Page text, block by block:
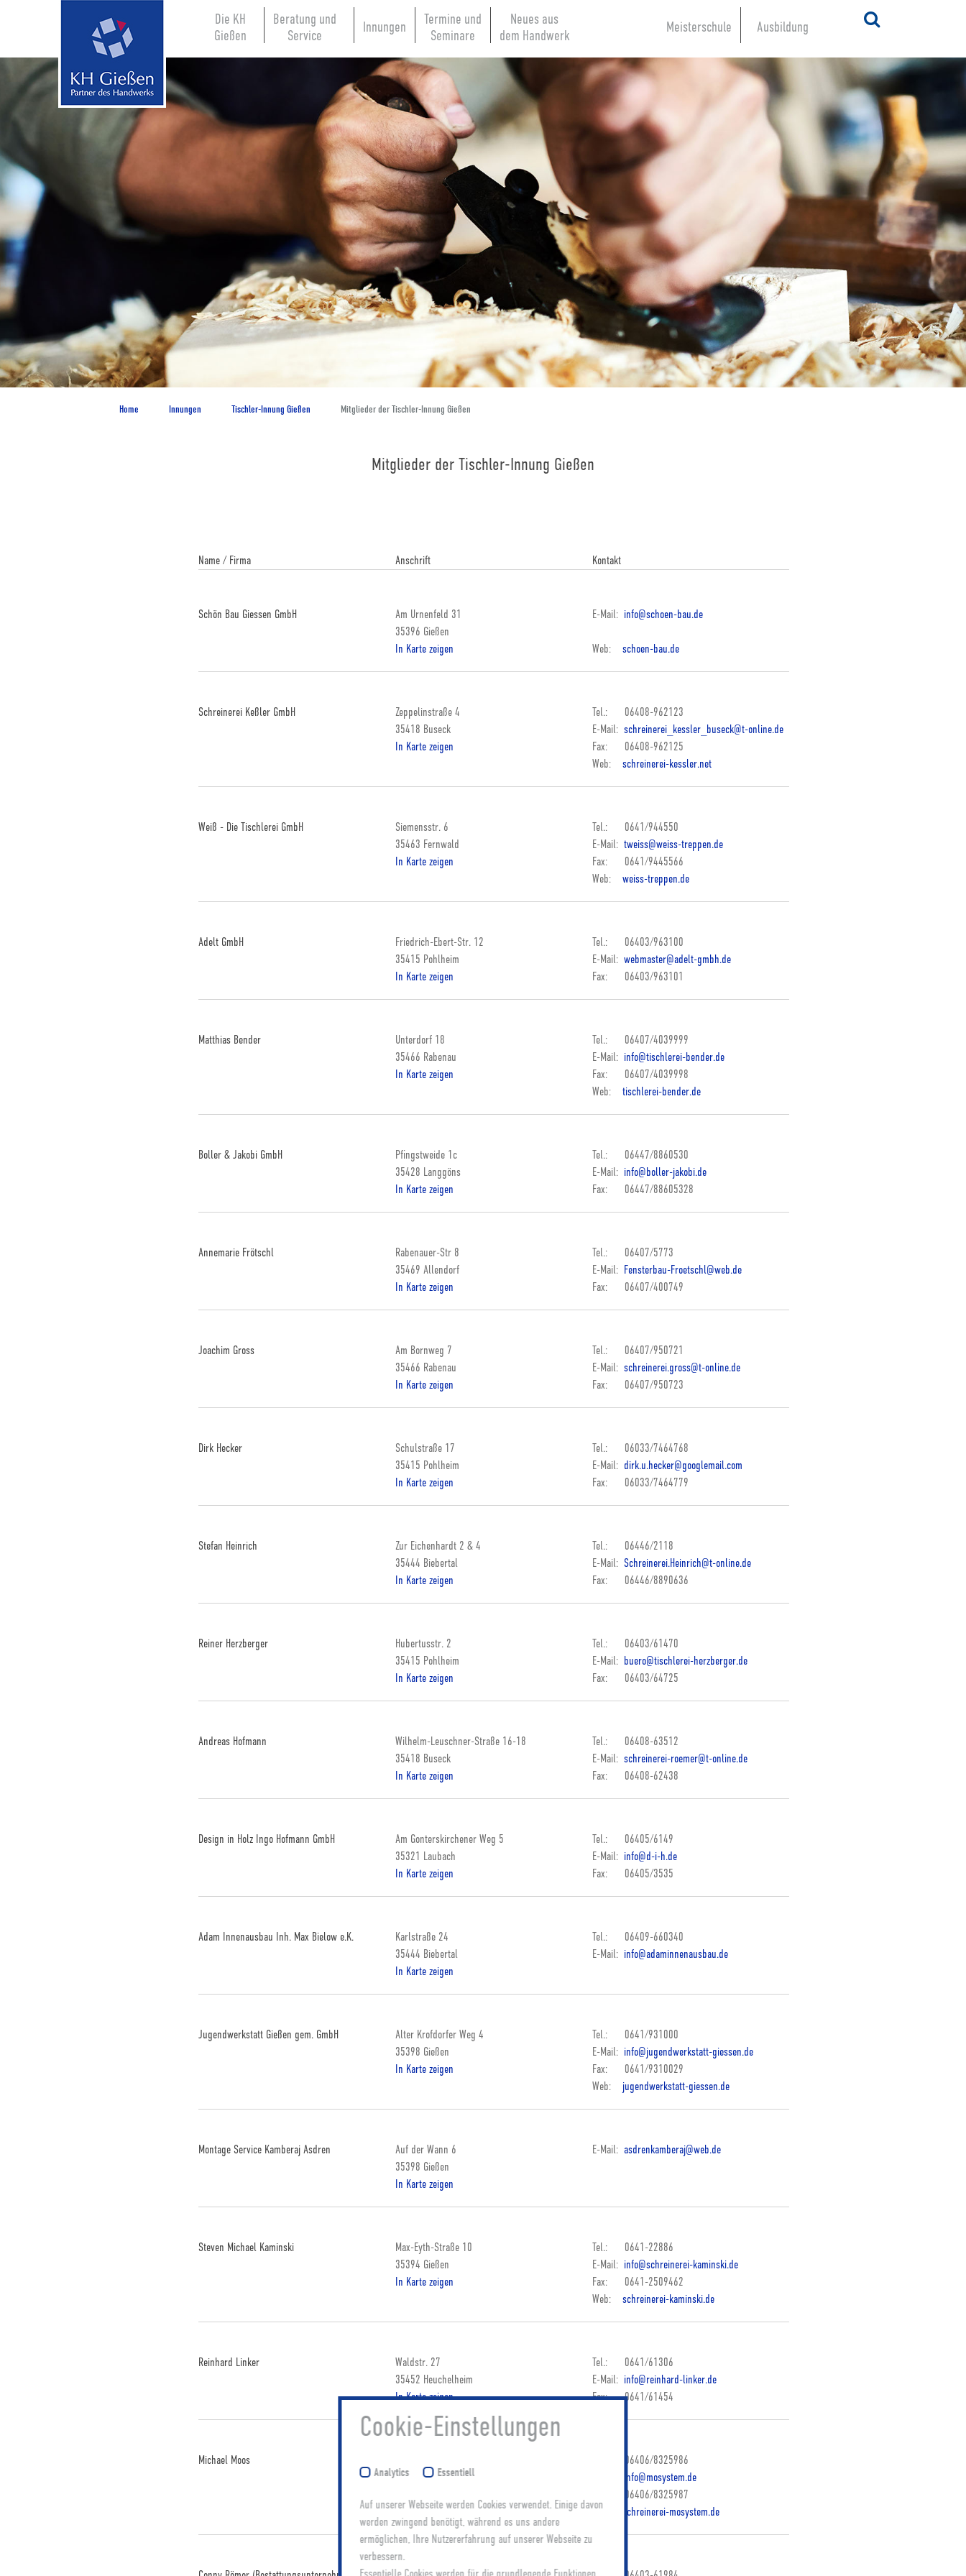
Die KH
Gießen
Beratung und
Service
Innungen
Termine und
Seminare
Neues aus
dem Handwerk
Meisterschule Ausbildung
Home Innungen Tischler-Innung Gießen Mitglieder der Tischler-Innung Gießen
Mitglieder der Tischler-Innung Gießen
Name / Firma Anschrift Kontakt
Schön Bau Giessen GmbH
Am Urnenfeld 31
35396 Gießen
In Karte zeigen
E-Mail: info@schoen-bau.de
Web: schoen-bau.de
Schreinerei Keßler GmbH
Zeppelinstraße 4
35418 Buseck
In Karte zeigen
Tel.: 06408-962123
E-Mail: schreinerei_kessler_buseck@t-online.de
Fax: 06408-962125
Web: schreinerei-kessler.net
Weiß - Die Tischlerei GmbH
Siemensstr. 6
35463 Fernwald
In Karte zeigen
Tel.: 0641/944550
E-Mail: tweiss@weiss-treppen.de
Fax: 0641/9445566
Web: weiss-treppen.de
Adelt GmbH
Friedrich-Ebert-Str. 12
35415 Pohlheim
In Karte zeigen
Tel.: 06403/963100
E-Mail: webmaster@adelt-gmbh.de
Fax: 06403/963101
Matthias Bender
Unterdorf 18
35466 Rabenau
In Karte zeigen
Tel.: 06407/4039999
E-Mail: info@tischlerei-bender.de
Fax: 06407/4039998
Web: tischlerei-bender.de
Boller & Jakobi GmbH
Pfingstweide 1c
35428 Langgöns
In Karte zeigen
Tel.: 06447/8860530
E-Mail: info@boller-jakobi.de
Fax: 06447/88605328
Annemarie Frötschl
Rabenauer-Str 8
35469 Allendorf
In Karte zeigen
Tel.: 06407/5773
E-Mail: Fensterbau-Froetschl@web.de
Fax: 06407/400749
Joachim Gross
Am Bornweg 7
35466 Rabenau
In Karte zeigen
Tel.: 06407/950721
E-Mail: schreinerei.gross@t-online.de
Fax: 06407/950723
Dirk Hecker
Schulstraße 17
35415 Pohlheim
In Karte zeigen
Tel.: 06033/7464768
E-Mail: dirk.u.hecker@googlemail.com
Fax: 06033/7464779
Stefan Heinrich
Zur Eichenhardt 2 & 4
35444 Biebertal
In Karte zeigen
Tel.: 06446/2118
E-Mail: Schreinerei.Heinrich@t-online.de
Fax: 06446/8890636
Reiner Herzberger
Hubertusstr. 2
35415 Pohlheim
In Karte zeigen
Tel.: 06403/61470
E-Mail: buero@tischlerei-herzberger.de
Fax: 06403/64725
Andreas Hofmann
Wilhelm-Leuschner-Straße 16-18
35418 Buseck
In Karte zeigen
Tel.: 06408-63512
E-Mail: schreinerei-roemer@t-online.de
Fax: 06408-62438
Design in Holz Ingo Hofmann GmbH
Am Gonterskirchener Weg 5
35321 Laubach
In Karte zeigen
Tel.: 06405/6149
E-Mail: info@d-i-h.de
Fax: 06405/3535
Adam Innenausbau Inh. Max Bielow e.K.
Karlstraße 24
35444 Biebertal
In Karte zeigen
Tel.: 06409-660340
E-Mail: info@adaminnenausbau.de
Jugendwerkstatt Gießen gem. GmbH
Alter Krofdorfer Weg 4
35398 Gießen
In Karte zeigen
Tel.: 0641/931000
E-Mail: info@jugendwerkstatt-giessen.de
Fax: 0641/9310029
Web: jugendwerkstatt-giessen.de
Montage Service Kamberaj Asdren
Auf der Wann 6
35398 Gießen
In Karte zeigen
E-Mail: asdrenkamberaj@web.de
Steven Michael Kaminski
Max-Eyth-Straße 10
35394 Gießen
In Karte zeigen
Tel.: 0641-22886
E-Mail: info@schreinerei-kaminski.de
Fax: 0641-2509462
Web: schreinerei-kaminski.de
Reinhard Linker
Waldstr. 27
35452 Heuchelheim
In Karte zeigen
Tel.: 0641/61306
E-Mail: info@reinhard-linker.de
Fax: 0641/61454
Michael Moos
35457 Lollar
Tel.: 06406/8325986
info@mosystem.de
Fax: 06406/8325987
Web:
schreinerei-mosystem.de
Cookie-Einstellungen
Analytics Essentiell
Auf unserer Webseite werden Cookies verwendet. Einige davon
werden zwingend benötigt, während es uns andere
ermöglichen, Ihre Nutzererfahrung auf unserer Webseite zu
verbessern.